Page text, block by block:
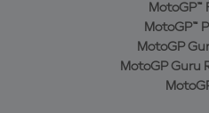
MotoGP™
MotoGP™
MotoGP
MotoGP Guru